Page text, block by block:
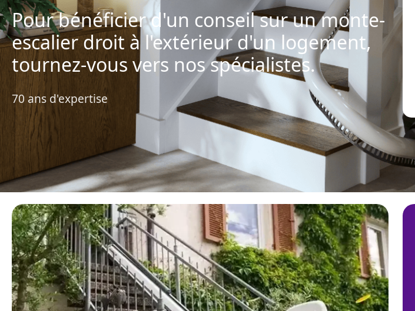
Pour bénéficier d'un conseil sur un monte-
escalier droit à l'extérieur d'un logement,
tournez-vous vers nos spécialistes.
70 ans d'expertise